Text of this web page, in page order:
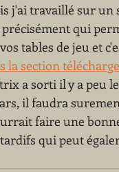
j'ai travaillé sur
qui
tables de jeu et
section
a sorti il y a peu
il faudra
faire une
qui peut